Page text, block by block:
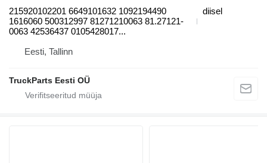
215920102201 6649101632 1092194490
1616060 500312997 81271210063 81.27121-
0063 42536437 0105428017...
diisel
Eesti, Tallinn
TruckParts Eesti OÜ